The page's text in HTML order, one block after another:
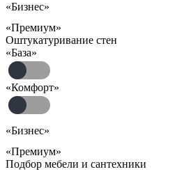
«Бизнес»
«Премиум»
Оштукатуривание стен
«База»
«Комфорт»
«Бизнес»
«Премиум»
Подбор мебели и сантехники